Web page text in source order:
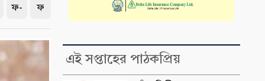
ফ- ফ
এই সপ্তাহের পাঠকপ্রিয়